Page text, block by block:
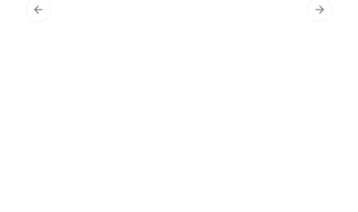
Previous Slide Next